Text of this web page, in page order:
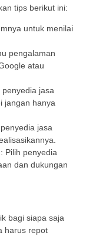
tips berikut ini:
untuk menilai
pengalaman
atau
penyedia jasa
jangan hanya
jasa
Pilih penyedia
dan dukungan
bagi siapa saja
harus repot